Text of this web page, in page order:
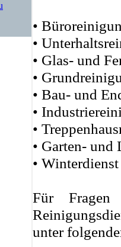
•
•
• Glas- und
•
• Bau- und
•
•
• Garten- und
•
Für
unter